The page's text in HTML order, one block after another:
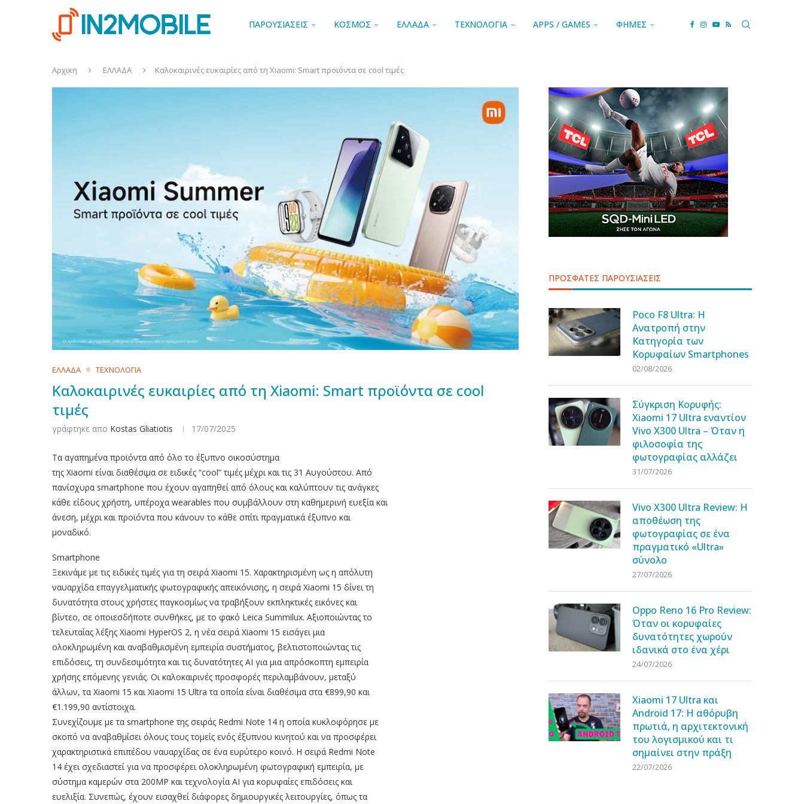
ΠΑΡΟΥΣΙΑΣΕΙΣ ΚΟΣΜΟΣ ΕΛΛΑΔΑ ΤΕΧΝΟΛΟΓΙΑ APPS / GAMES ΦΗΜΕΣ
Αρχικη ΕΛΛΑΔΑ Καλοκαιρινές ευκαιρίες από τη Xiaomi: Smart προϊόντα σε cool τιμές
ΕΛΛΑΔΑ ΤΕΧΝΟΛΟΓΙΑ
Καλοκαιρινές ευκαιρίες από τη Xiaomi: Smart προϊόντα σε cool
τιμές
γράφτηκε απο Kostas Gliatiotis 17/07/2025
Τα αγαπημένα προϊόντα από όλο το έξυπνο οικοσύστημα
της Xiaomi είναι διαθέσιμα σε ειδικές “cool” τιμές μέχρι και τις 31 Αυγούστου. Από
πανίσχυρα smartphone που έχουν αγαπηθεί από όλους και καλύπτουν τις ανάγκες
κάθε είδους χρήστη, υπέροχα wearables που συμβάλλουν στη καθημερινή ευεξία και
άνεση, μέχρι και προϊόντα που κάνουν το κάθε σπίτι πραγματικά έξυπνο και
μοναδικό.
Smartphone
Ξεκινάμε με τις ειδικές τιμές για τη σειρά Xiaomi 15. Χαρακτηρισμένη ως η απόλυτη
ναυαρχίδα επαγγελματικής φωτογραφικής απεικόνισης, η σειρά Xiaomi 15 δίνει τη
δυνατότητα στους χρήστες παγκοσμίως να τραβήξουν εκπληκτικές εικόνες και
βίντεο, σε οποιεσδήποτε συνθήκες, με το φακό Leica Summilux. Αξιοποιώντας το
τελευταίας λέξης Xiaomi HyperOS 2, η νέα σειρά Xiaomi 15 εισάγει μια
ολοκληρωμένη και αναβαθμισμένη εμπειρία συστήματος, βελτιστοποιώντας τις
επιδόσεις, τη συνδεσιμότητα και τις δυνατότητες AI για μια απρόσκοπτη εμπειρία
χρήσης επόμενης γενιάς. Οι καλοκαιρινές προσφορές περιλαμβάνουν, μεταξύ
άλλων, τα Xiaomi 15 και Xiaomi 15 Ultra τα οποία είναι διαθέσιμα στα €899,90 και
€1.199,90 αντίστοιχα.
Συνεχίζουμε με τα smartphone της σειράς Redmi Note 14 η οποία κυκλοφόρησε με
σκοπό να αναβαθμίσει όλους τους τομείς ενός έξυπνου κινητού και να προσφέρει
χαρακτηριστικά επιπέδου ναυαρχίδας σε ένα ευρύτερο κοινό. Η σειρά Redmi Note
14 έχει σχεδιαστεί για να προσφέρει ολοκληρωμένη φωτογραφική εμπειρία, με
σύστημα καμερών στα 200ΜΡ και τεχνολογία ΑΙ για κορυφαίες επιδόσεις και
ευελιξία. Συνεπώς, έχουν εισαχθεί διάφορες δημιουργικές λειτουργίες, όπως τα
ΠΡΟΣΦΑΤΕΣ ΠΑΡΟΥΣΙΑΣΕΙΣ
Poco F8 Ultra: Η
Ανατροπή στην
Κατηγορία των
Κορυφαίων Smartphones
02/08/2026
Σύγκριση Κορυφής:
Xiaomi 17 Ultra εναντίον
Vivo X300 Ultra – Όταν η
φιλοσοφία της
φωτογραφίας αλλάζει
31/07/2026
Vivo X300 Ultra Review: Η
αποθέωση της
φωτογραφίας σε ένα
πραγματικό «Ultra»
σύνολο
27/07/2026
Oppo Reno 16 Pro Review:
Όταν οι κορυφαίες
δυνατότητες χωρούν
ιδανικά στο ένα χέρι
24/07/2026
Xiaomi 17 Ultra και
Android 17: Η αθόρυβη
πρωτιά, η αρχιτεκτονική
του λογισμικού και τι
σημαίνει στην πράξη
22/07/2026